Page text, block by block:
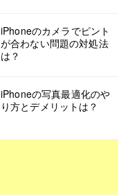
iPhoneのカメラでピント
が合わない問題の対処法
は？
iPhoneの写真最適化のや
り方とデメリットは？